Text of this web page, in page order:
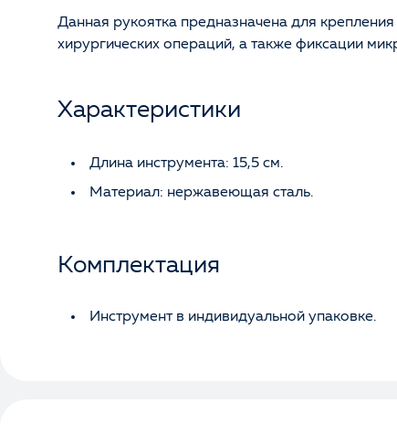
Данная рукоятка предназначена для
хирургических операций, а также фиксации
Характеристики
Длина инструмента: 15,5 см.
Материал: нержавеющая сталь.
Комплектация
Инструмент в индивидуальной упаковке.